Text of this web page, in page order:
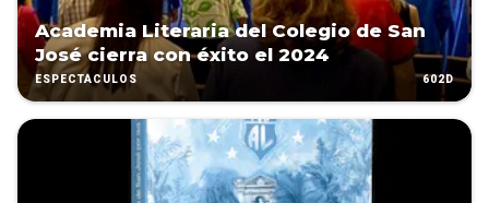
Academia Literaria del Colegio de San
José cierra con éxito el 2024
ESPECTÁCULOS 602D